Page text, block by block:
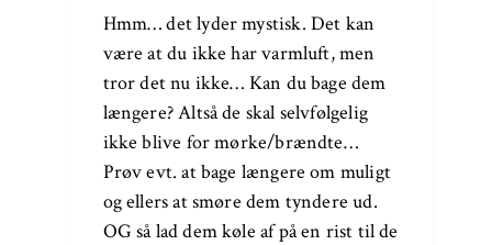
Hmm… det lyder mystisk. Det kan
være at du ikke har varmluft, men
tror det nu ikke… Kan du bage dem
længere? Altså de skal selvfølgelig
ikke blive for mørke/brændte…
Prøv evt. at bage længere om muligt
og ellers at smøre dem tyndere ud.
OG så lad dem køle af på en rist til de